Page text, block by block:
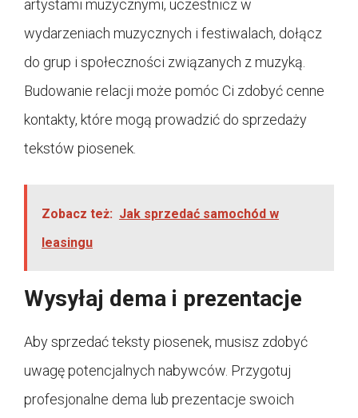
artystami muzycznymi, uczestnicz w
wydarzeniach muzycznych i festiwalach, dołącz
do grup i społeczności związanych z muzyką.
Budowanie relacji może pomóc Ci zdobyć cenne
kontakty, które mogą prowadzić do sprzedaży
tekstów piosenek.
Zobacz też: Jak sprzedać samochód w
leasingu
Wysyłaj dema i prezentacje
Aby sprzedać teksty piosenek, musisz zdobyć
uwagę potencjalnych nabywców. Przygotuj
profesjonalne dema lub prezentacje swoich